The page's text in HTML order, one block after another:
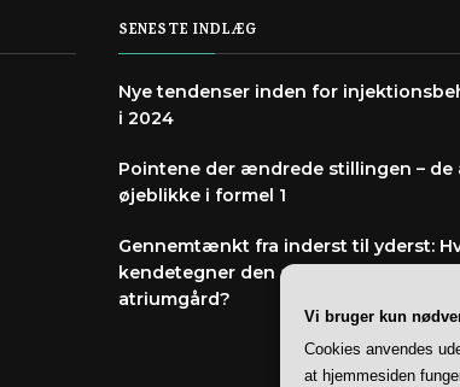
SENESTE INDLÆG
Nye tendenser inden for
i 2024
Pointene der ændrede stillingen – de
øjeblikke i formel 1
Gennemtænkt fra inderst til yderst:
kendetegner den arkitekttegnede villa
atriumgård?
Vi bruger kun
Cookies anvendes
at hjemmesiden